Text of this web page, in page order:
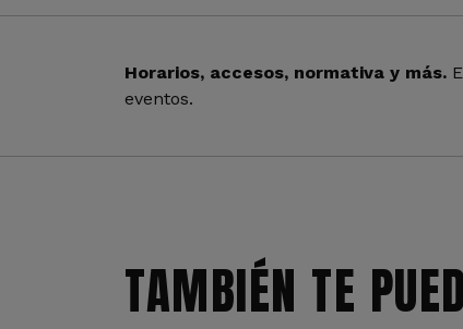
Horarios, accesos, normativa y más.
eventos.
TAMBIÉN TE